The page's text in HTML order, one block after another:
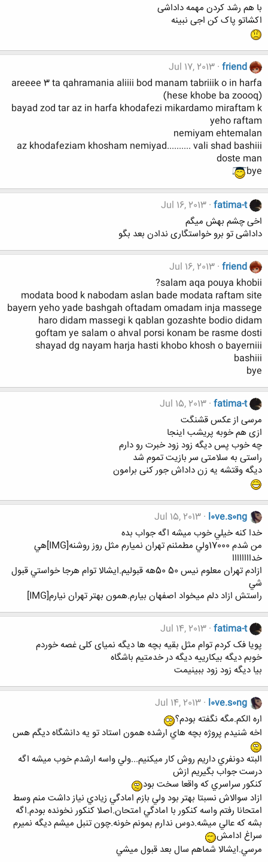
با هم رشد کردن مهمه داداشی
اکشاتو پاک کن اجی نبینه
friend
Jul 17, 2013
areeee 3 ta qahramania aliiii bod manam tabriiik o in harfa
(hese khobe ba zoooq)
bayad zod tar az in harfa khodafezi mikardamo miraftam k
yeho raftam
nemiyam ehtemalan
az khodafeziam khosham nemiyad.......... vali shad bashiii
doste man
bye
fatima-t
Jul 16, 2013
اخی چشم بهش میگم
داداشی تو برو خواستگاری ندادن بعد بگو
friend
Jul 16, 2013
salam aqa pouya khobii?
modata bood k nabodam aslan bade modata raftam site
bayern yeho yade bashgah oftadam omadam inja massege
haro didam massegi k qablan gozashte bodio didam
goftam ye salam o ahval porsi konam be rasme dosti
shayad dg nayam harja hasti khobo khosh o bayerniii
bashiii
bye
fatima-t
Jul 15, 2013
مرسی از عکس قشنگت
ازی هم خوبه پریشب اینجا
چه خوب پس دیگه زود زود خبرت رو دارم
راستی به سلامتی سر بازیت تموم شد
دیگه وقتشه یه زن داداش جور کنی برامون
l0ve.s0ng
Jul 15, 2013
خدا كنه خيلي خوب ميشه اگه جواب بده
من شدم 17000ولي مطمئنم تهران نميارم مثل روز روشنه[IMG]هي
خداااااااا
ازادم تهران معلوم نيس 50 50هه قبوليم.ايشالا توام هرجا خواستي قبول
شي
راستش ازاد دلم ميخواد اصفهان بيارم.همون بهتر تهران نيارم[IMG]
fatima-t
Jul 14, 2013
پویا فک کردم توام مثل بقیه بچه ها دیگه نمیای کلی غصه خوردم
خوبم دیگه بیکارییه دیگه در خدمتیم باشگاه
بیا دیگه زود زود ببینیمت
l0ve.s0ng
Jul 14, 2013
اره الكم.مگه نگفته بودم؟
اخه شنيدم پروژه بچه هاي ارشده همون استاد تو يه دانشگاه ديگم هس
البته دونفري داريم روش كار ميكنيم...ولي واسه ارشدم خوب ميشه اگه
درست جواب بگيريم ازش
كنكور سراسري كه واقعا سخت بود
ازاد سوالاش نسبتا بهتر بود ولي بازم امادگي زيادي نياز داشت منم وسط
امتحانا رفتم واسه كنكور با امادگي امتحان.اصلا كنكور نخونده بودم.اگه
بشه كه عالي ميشه.دوس ندارم بمونم خونه.چون تنبل ميشم ديگه نميرم
سراغ ادامش
مرسي.ايشالا شماهم سال بعد قبول ميشي